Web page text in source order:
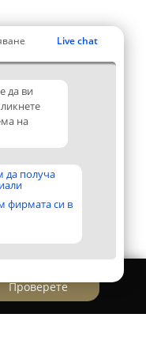
Live chat
да ви
на
да получа
фирмата си в
Проверете